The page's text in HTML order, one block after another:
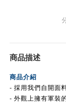
商品描述
商品介紹
- 採用我們自開面
- 外觀上擁有軍裝